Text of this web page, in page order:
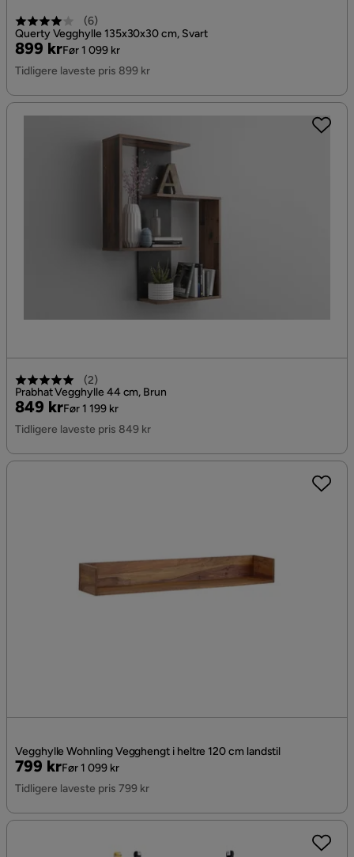
(6)
Querty Vegghylle 135x30x30 cm, Svart
Pris
899 kr
Original
Pris
Før 1 099 kr
Tidligere laveste pris 899 kr
(2)
Prabhat Vegghylle 44 cm, Brun
Pris
849 kr
Original
Pris
Før 1 199 kr
Tidligere laveste pris 849 kr
Vegghylle Wohnling Vegghengt i heltre 120 cm landstil
Pris
799 kr
Original
Pris
Før 1 099 kr
Tidligere laveste pris 799 kr